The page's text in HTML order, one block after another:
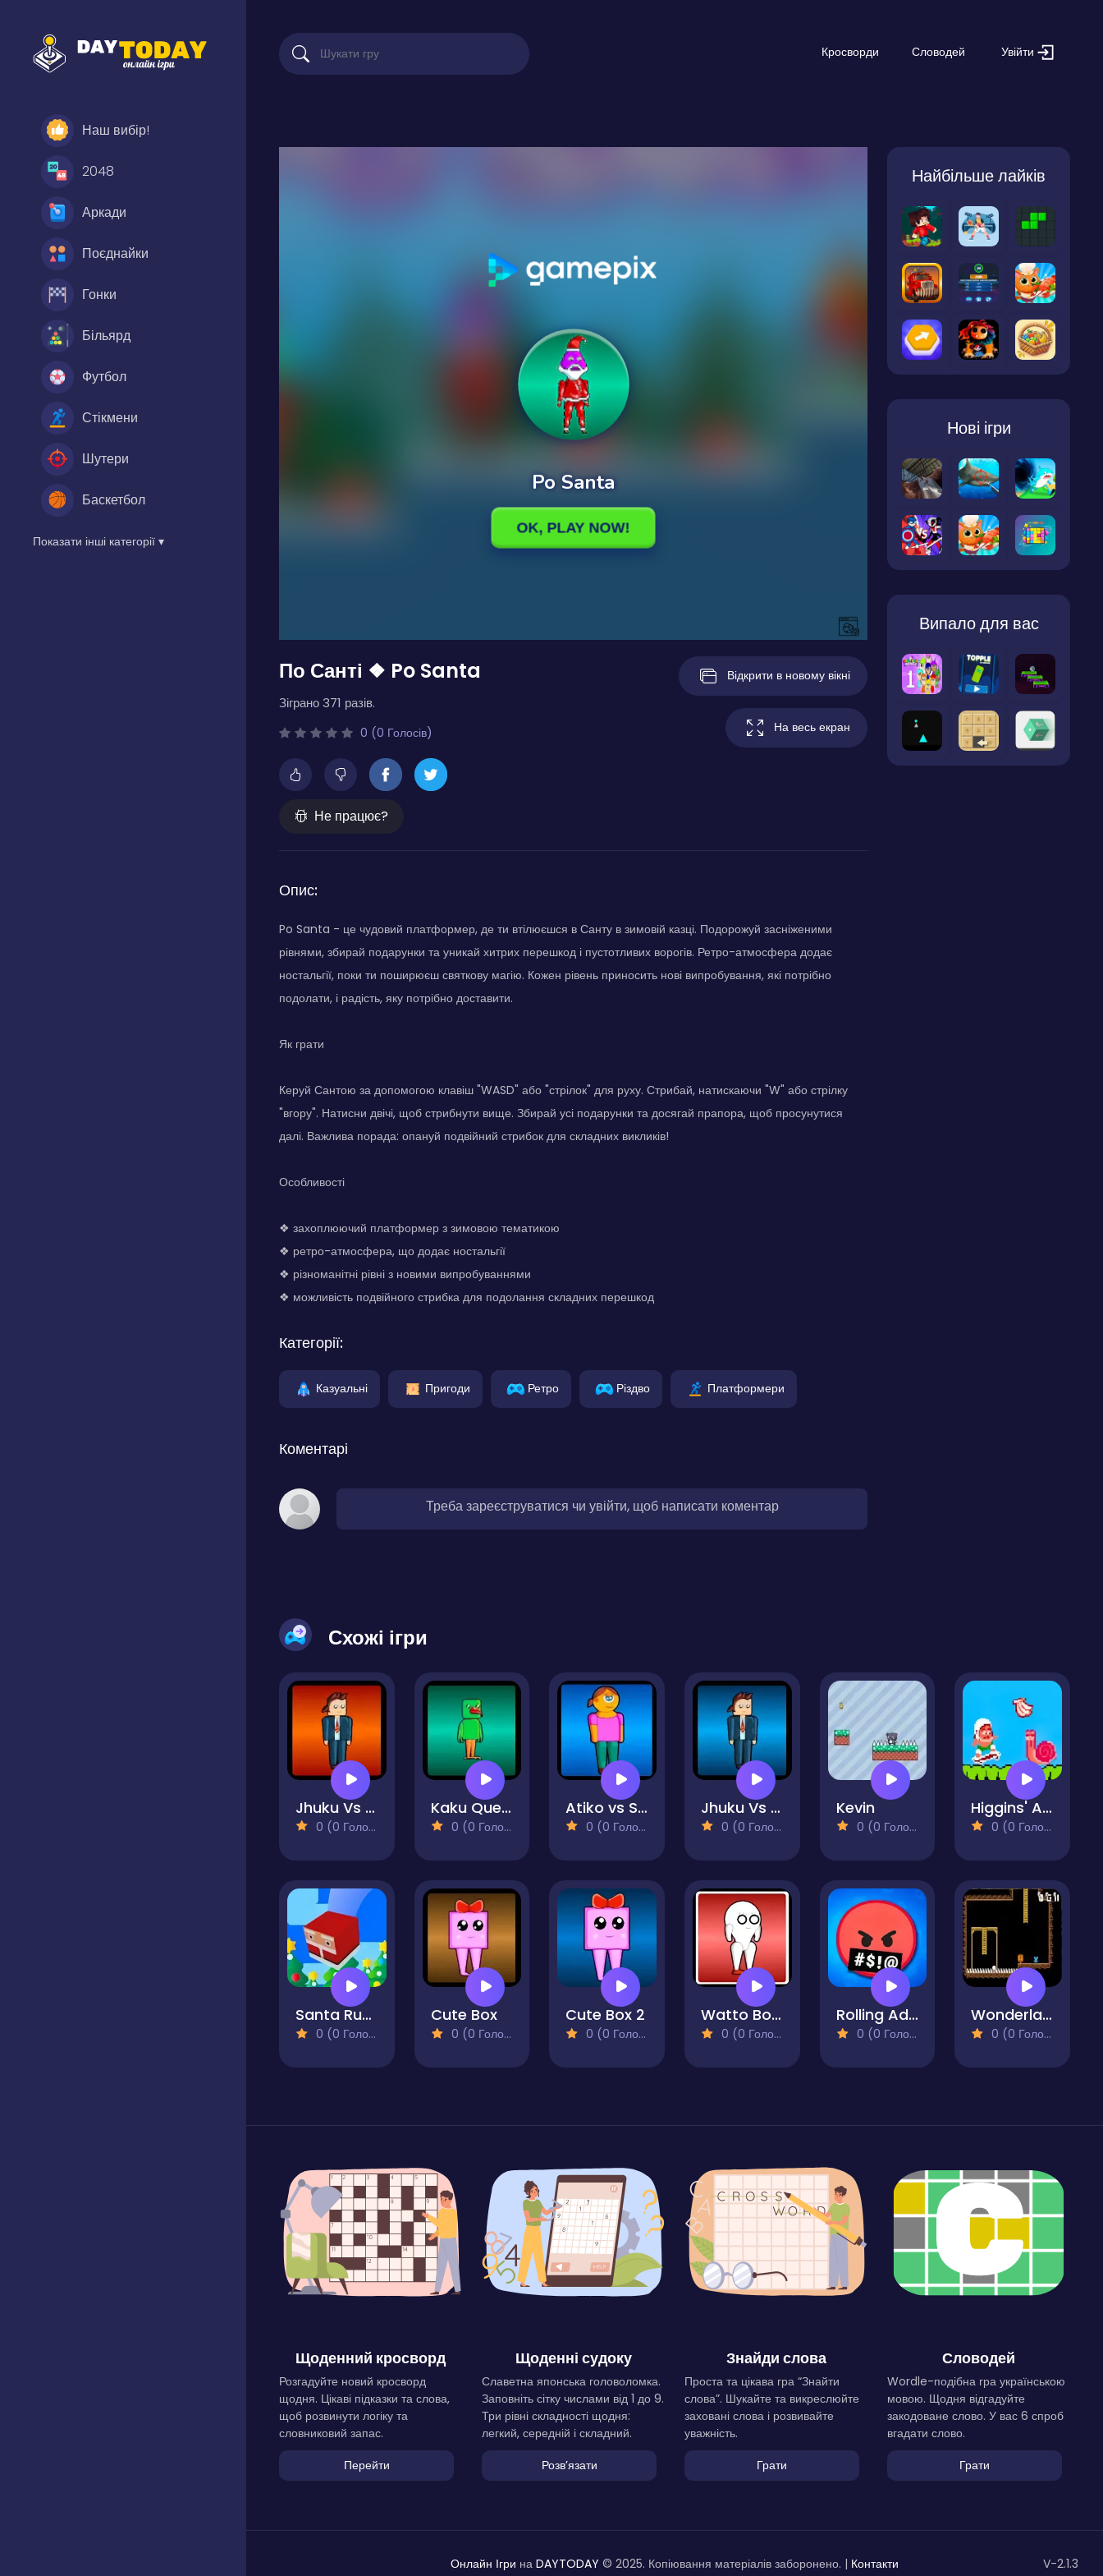
Наш вибір!
2048
Аркади
Поєднайки
Гонки
Більярд
Футбол
Стікмени
Шутери
Баскетбол
Показати інші категорії ▾
Кросворди Словодей Увійти
По Санті ❖ Po Santa
Зіграно 371 разів.
0 (0 Голосів)
Не працює?
Відкрити в новому вікні
На весь екран
Опис:
Po Santa - це чудовий платформер, де ти втілюєшся в Санту в зимовій казці. Подорожуй засніженими
рівнями, збирай подарунки та уникай хитрих перешкод і пустотливих ворогів. Ретро-атмосфера додає
ностальгії, поки ти поширюєш святкову магію. Кожен рівень приносить нові випробування, які потрібно
подолати, і радість, яку потрібно доставити.
Як грати
Керуй Сантою за допомогою клавіш "WASD" або "стрілок" для руху. Стрибай, натискаючи "W" або стрілку
"вгору". Натисни двічі, щоб стрибнути вище. Збирай усі подарунки та досягай прапора, щоб просунутися
далі. Важлива порада: опануй подвійний стрибок для складних викликів!
Особливості
❖ захоплюючий платформер з зимовою тематикою
❖ ретро-атмосфера, що додає ностальгії
❖ різноманітні рівні з новими випробуваннями
❖ можливість подвійного стрибка для подолання складних перешкод
Категорії:
Казуальні Пригоди Ретро Різдво Платформери
Коментарі
Треба зареєструватися чи увійти, щоб написати коментар
Найбільше лайків
Нові ігри
Випало для вас
Схожі ігри
Jhuku Vs Bro
0 (0 Голосів)
Kaku Quest
0 (0 Голосів)
Atiko vs Squid
0 (0 Голосів)
Jhuku Vs Bro 2
0 (0 Голосів)
Kevin
0 (0 Голосів)
Higgins' Adventure Island
0 (0 Голосів)
Santa Rush Down
0 (0 Голосів)
Cute Box
0 (0 Голосів)
Cute Box 2
0 (0 Голосів)
Watto Boy 2
0 (0 Голосів)
Rolling Adventure
0 (0 Голосів)
Wonderland
0 (0 Голосів)
Щоденний кросворд
Розгадуйте новий кросворд
щодня. Цікаві підказки та слова,
щоб розвинути логіку та
словниковий запас.
Перейти
Щоденні судоку
Славетна японська головоломка.
Заповніть сітку числами від 1 до 9.
Три рівні складності щодня:
легкий, середній і складний.
Розвʼязати
Знайди слова
Проста та цікава гра “Знайти
слова”. Шукайте та викреслюйте
заховані слова і розвивайте
уважність.
Грати
Словодей
Wordle-подібна гра українською
мовою. Щодня відгадуйте
закодоване слово. У вас 6 спроб
вгадати слово.
Грати
Онлайн Ігри на DAYTODAY © 2025. Копіювання матеріалів заборонено. | Контакти V-2.1.3